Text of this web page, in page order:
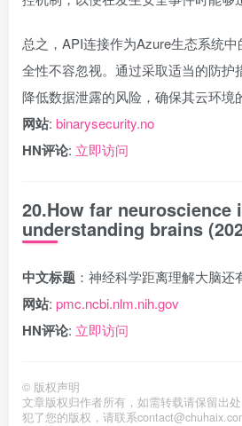
总之，API连接作为Azure生态系统
全性不容忽视。通过采取适当的防护
降低数据泄露的风险，确保其云环境
网站: binarysecurity.no
HN评论: 立即访问
20.How far neuroscience
understanding brains
中文标题 ：神经科学距离理解大脑还
网站: pmc.ncbi.nlm.nih.gov
HN评论: 立即访问
© 版权声明
文章版权归作者所有，如需转载请保留出
犯了您的版权，请联系